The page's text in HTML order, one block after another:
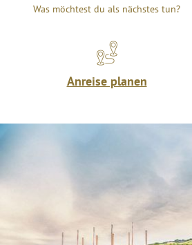
Was möchtest du als nächstes tun?
Anreise planen